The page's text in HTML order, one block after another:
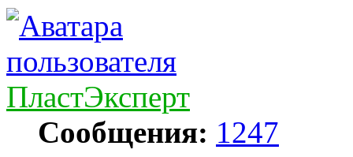
ПластЭксперт
Сообщения: 1247